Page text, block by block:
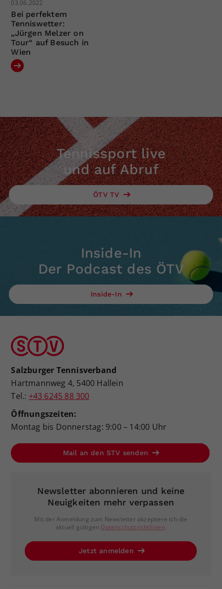
03.06.2022
Bei perfektem
Tenniswetter:
„Jürgen Melzer on
Tour“ auf Besuch in
Wien
Tennissport live
und auf Abruf
ÖTV TV
Inside-In
Der Podcast des ÖTV
Inside-In
Salzburger Tennisverband
Hartmannweg 4, 5400 Hallein
Tel.: +43 6245 88 300
Öffnungszeiten:
Montag bis Donnerstag: 9:00 – 14:00 Uhr
Mail an den STV senden
Newsletter abonnieren und keine
Neuigkeiten mehr verpassen
Mit der Anmeldung zum Newsletter akzeptiere ich die
aktuell gültigen Datenschutzrichtlinien.
Jetzt anmelden